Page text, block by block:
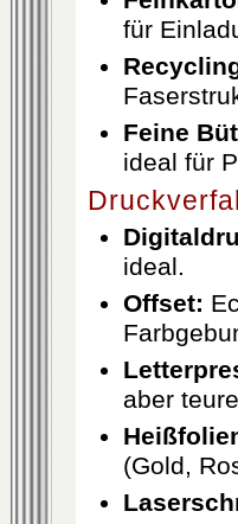
für
Feine
ideal für
ideal.
Offset:
aber
(Gold,